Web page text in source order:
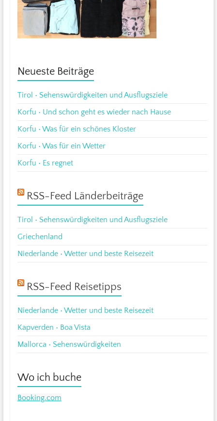
Neueste Beiträge
Tirol • Sehenswürdigkeiten und Ausflugsziele
Korfu • Und schon geht es wieder nach Hause
Korfu • Was für ein schönes Kloster
Korfu • Was für ein Wetter
Korfu • Es regnet
RSS-Feed Länderbeiträge
Tirol • Sehenswürdigkeiten und Ausflugsziele
Griechenland
Niederlande • Wetter und beste Reisezeit
RSS-Feed Reisetipps
Niederlande • Wetter und beste Reisezeit
Kapverden • Boa Vista
Mallorca • Sehenswürdigkeiten
Wo ich buche
Booking.com